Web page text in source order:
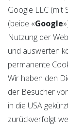
Google LLC (mit
(beide «Google
Nutzung der
und auswerten
permanente
Wir haben den
der Besucher
in die USA
zurückverfolgt